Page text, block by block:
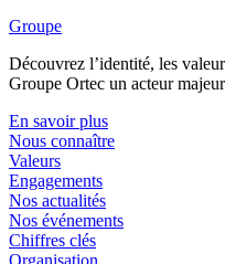
Groupe
Découvrez l’identité, les
Groupe Ortec un acteur majeur
En savoir plus
Nous connaître
Valeurs
Engagements
Nos actualités
Nos événements
Chiffres clés